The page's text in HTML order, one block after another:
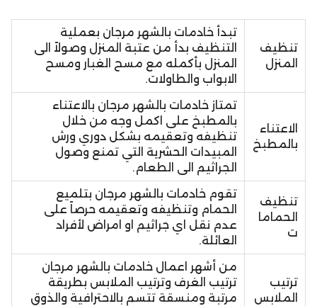
تنظيف
المنزل
تبدأ خادمات بالشهر مرجان بعملية
التنظيف بدأ من عتبة المنزل وصولاً الى
المنزل بأكمله مع مسح الغبار ومسح
الابواب والطاولات.
الاعتناء
بالمطبخ
تمتاز خادمات بالشهر مرجان بالاعتناء
بالمطبخ على اكمل وجه من خلال
تنظيفه وتعقيمه بشكل دوري ورش
المبيدات الحشرية التي تمنع وصول
الجراثيم الى الطعام.
تنظيف
الحماما
ت
تقوم خادمات بالشهر مرجان بتلميع
الحمام وتنظيفه وتعقيمه حرصاً على
عدم نقل اي جراثيم او امراض لأفراد
العائلة.
ترتيب
الملابس
من أشهر اعمال خادمات بالشهر مرجان
ترتيب الغرف وترتيب الملابس بطريقة
مرتبة ومنسقة تتسم بالاحترافية والذوق